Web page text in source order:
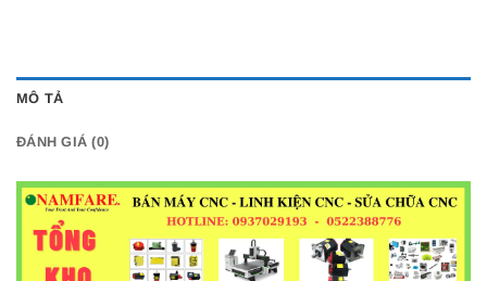
MÔ TẢ
ĐÁNH GIÁ (0)